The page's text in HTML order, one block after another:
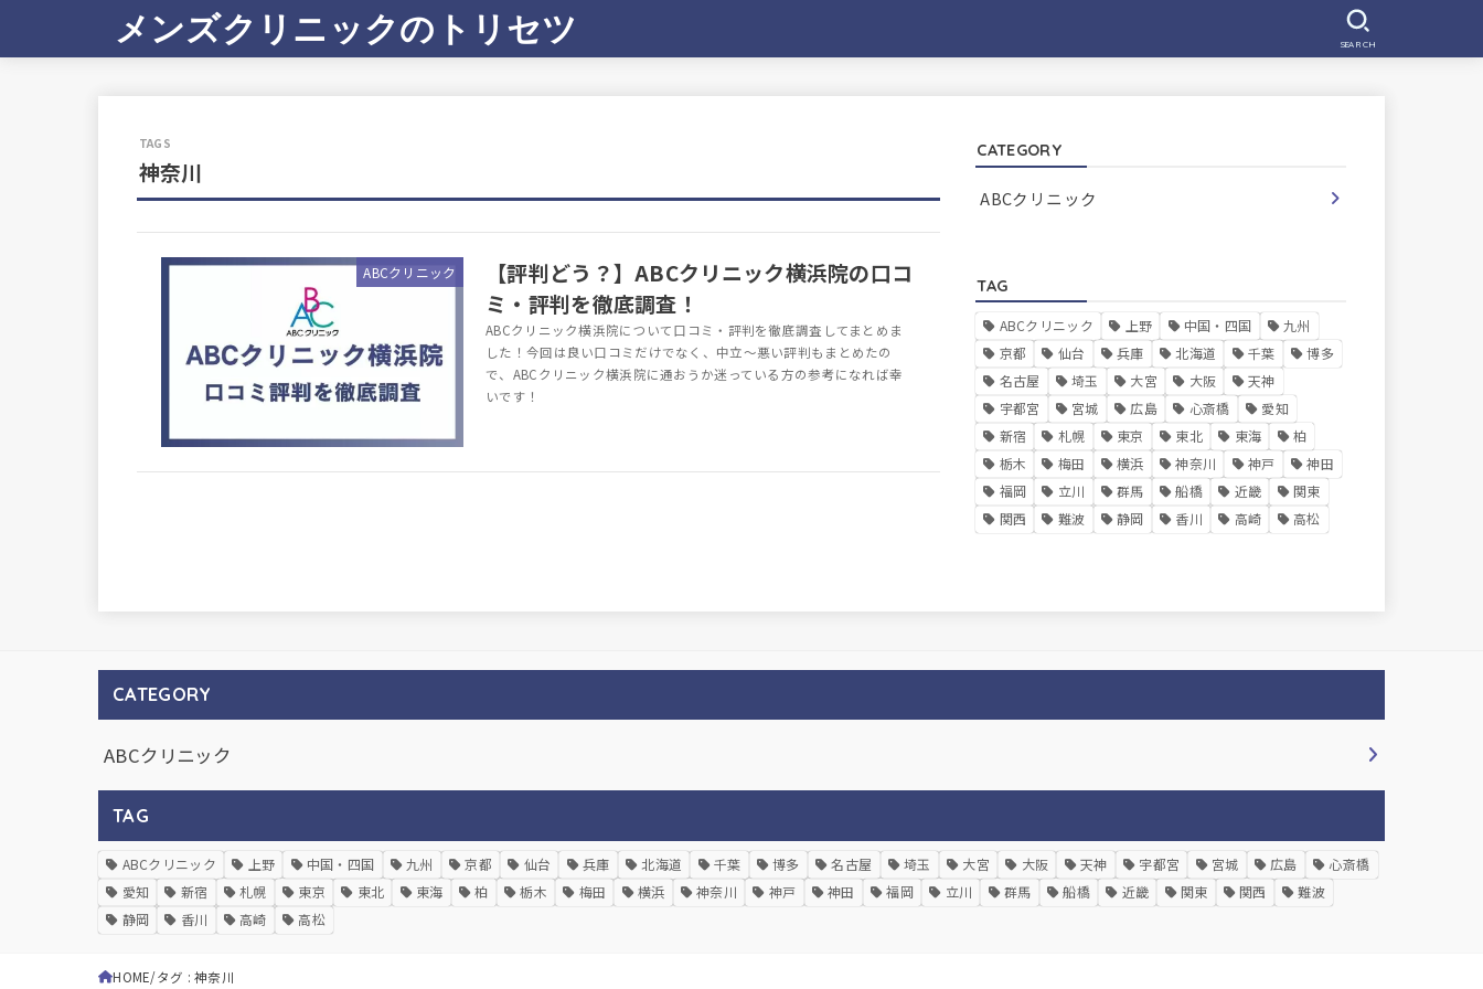
メンズクリニックのトリセツ SEARCH
神奈川
ABCクリニック
【評判どう？】ABCクリニック横浜院の口コ
ミ・評判を徹底調査！
ABCクリニック横浜院について口コミ・評判を徹底調査してまとめま
した！今回は良い口コミだけでなく、中立～悪い評判もまとめたの
で、ABCクリニック横浜院に通おうか迷っている方の参考になれば幸
いです！
CATEGORY
ABCクリニック
TAG
ABCクリニック 上野 中国・四国
九州
京都
仙台 兵庫 北海道 千葉
博多
名古屋
埼玉 大宮 大阪
天神
宇都宮
宮城 広島 心斎橋
愛知
新宿
札幌 東京 東北 東海
柏
栃木
梅田 横浜 神奈川 神戸
神田
福岡
立川 群馬 船橋 近畿
関東
関西
難波 静岡 香川 高崎 高松
CATEGORY
ABCクリニック
TAG
ABCクリニック 上野 中国・四国 九州 京都 仙台 兵庫 北海道 千葉 博多 名古屋 埼玉 大宮 大阪 天神 宇都宮 宮城 広島
心斎橋
愛知
新宿 札幌 東京 東北 東海 柏 栃木 梅田 横浜 神奈川 神戸 神田 福岡 立川 群馬 船橋 近畿 関東 関西
難波
静岡
香川 高崎 高松
HOME タグ : 神奈川